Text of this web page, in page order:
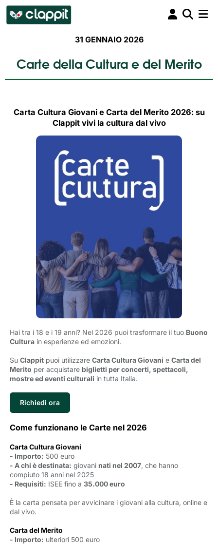
31 GENNAIO 2026
Carte della Cultura e del Merito
Carta Cultura Giovani e Carta del Merito 2026: su
Clappit vivi la cultura dal vivo
Hai tra i 18 e i 19 anni? Nel 2026 puoi trasformare il tuo Buono
Cultura in esperienze ed emozioni.
Su Clappit puoi utilizzare Carta Cultura Giovani e Carta del
Merito per acquistare biglietti per concerti, spettacoli,
mostre ed eventi culturali in tutta Italia.
Richiedi ora
Come funzionano le Carte nel 2026
Carta Cultura Giovani
- Importo: 500 euro
- A chi è destinata: giovani nati nel 2007, che hanno
compiuto 18 anni nel 2025
- Requisiti: ISEE fino a 35.000 euro
È la carta pensata per avvicinare i giovani alla cultura, online e
dal vivo.
Carta del Merito
- Importo: ulteriori 500 euro